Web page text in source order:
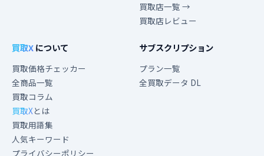
買取店一覧 →
買取店レビュー
買取Xについて
買取価格チェッカー
全商品一覧
買取コラム
買取Xとは
買取用語集
人気キーワード
プライバシーポリシー
サブスクリプション
プラン一覧
全買取データ DL